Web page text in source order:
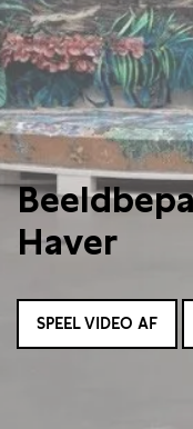
Haver
SPEEL VIDEO AF